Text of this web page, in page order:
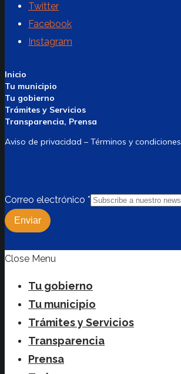
Twitter
Facebook
Instagram
Inicio
Tu municipio
Tu gobierno
Trámites y Servicios
Transparencia, Prensa
Aviso de privacidad – Términos y condiciones
Correo electrónico *
Enviar
Close Menu
Tu gobierno
Tu municipio
Trámites y Servicios
Transparencia
Prensa